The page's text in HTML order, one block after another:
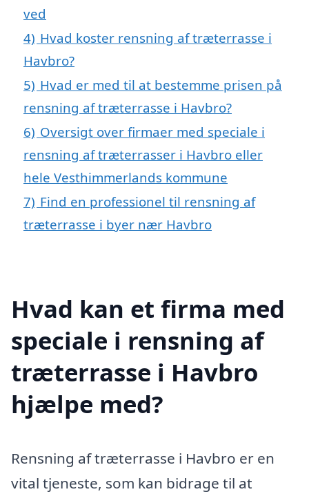
ved
4) Hvad koster rensning af træterrasse i
Havbro?
5) Hvad er med til at bestemme prisen på
rensning af træterrasse i Havbro?
6) Oversigt over firmaer med speciale i
rensning af træterrasser i Havbro eller
hele Vesthimmerlands kommune
7) Find en professionel til rensning af
træterrasse i byer nær Havbro
Hvad kan et firma med
speciale i rensning af
træterrasse i Havbro
hjælpe med?
Rensning af træterrasse i Havbro er en
vital tjeneste, som kan bidrage til at